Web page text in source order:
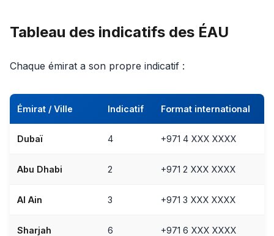
Tableau des indicatifs des ÉAU
Chaque émirat a son propre indicatif :
Émirat / Ville Indicatif Format international
Dubaï 4 +971 4 XXX XXXX
Abu Dhabi 2 +971 2 XXX XXXX
Al Ain 3 +971 3 XXX XXXX
Sharjah 6 +971 6 XXX XXXX